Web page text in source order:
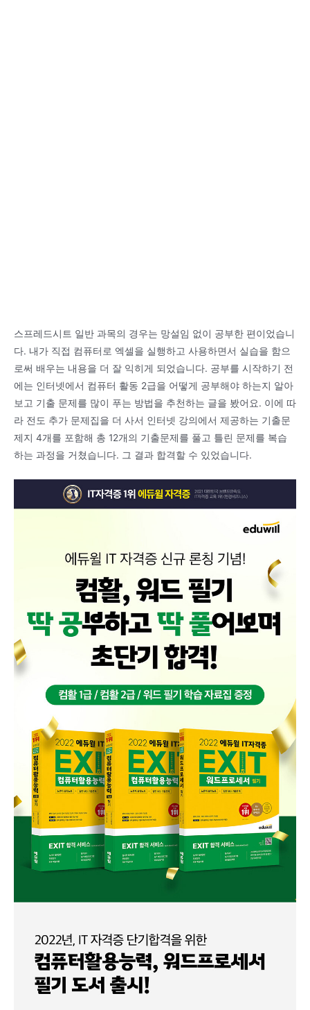
스프레드시트 일반 과목의 경우는 망설임 없이 공부한 편이었습니
다. 내가 직접 컴퓨터로 엑셀을 실행하고 사용하면서 실습을 함으
로써 배우는 내용을 더 잘 익히게 되었습니다. 공부를 시작하기 전
에는 인터넷에서 컴퓨터 활동 2급을 어떻게 공부해야 하는지 알아
보고 기출 문제를 많이 푸는 방법을 추천하는 글을 봤어요. 이에 따
라 전도 추가 문제집을 더 사서 인터넷 강의에서 제공하는 기출문
제지 4개를 포함해 총 12개의 기출문제를 풀고 틀린 문제를 복습
하는 과정을 거쳤습니다. 그 결과 합격할 수 있었습니다.